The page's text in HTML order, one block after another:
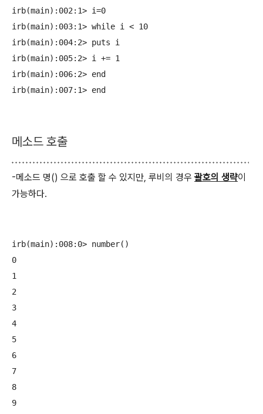
irb(main):002:1> i=0
irb(main):003:1> while i < 10
irb(main):004:2> puts i
irb(main):005:2> i += 1
irb(main):006:2> end
메소드 호출
-메소드 명() 으로 호출 할 수 있지만, 루비의 경우괄호의 생략이
가능하다.
irb(main):008:0> number()
0
1
2
3
4
5
6
7
8
9